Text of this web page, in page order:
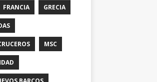
FRANCIA GRECIA
MSC